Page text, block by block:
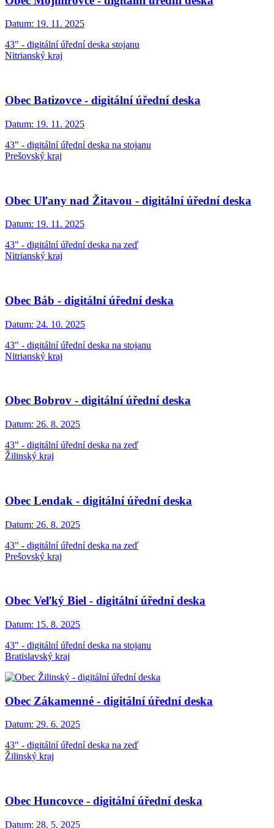
Datum: 19. 11. 2025
43" - digitální úřední deska stojanu
Nitrianský kraj
Obec Batizovce - digitální úřední deska
Datum: 19. 11. 2025
43" - digitální úřední deska na stojanu
Prešovský kraj
Obec Uľany nad Žitavou - digitální úřední deska
Datum: 19. 11. 2025
43" - digitální úřední deska na zeď
Nitrianský kraj
Obec Báb - digitální úřední deska
Datum: 24. 10. 2025
43" - digitální úřední deska na stojanu
Nitrianský kraj
Obec Bobrov - digitální úřední deska
Datum: 26. 8. 2025
43" - digitální úřední deska na zeď
Žilinský kraj
Obec Lendak - digitální úřední deska
Datum: 26. 8. 2025
43" - digitální úřední deska na zeď
Prešovský kraj
Obec Veľký Biel - digitální úřední deska
Datum: 15. 8. 2025
43" - digitální úřední deska na stojanu
Bratislavský kraj
Obec Zákamenné - digitální úřední deska
Datum: 29. 6. 2025
43" - digitální úřední deska na zeď
Žilinský kraj
Obec Huncovce - digitální úřední deska
Datum: 28. 5. 2025